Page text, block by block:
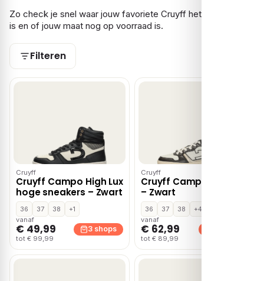
Zo check je snel waar jouw favoriete Cruyff het voordeligst
is en of jouw maat nog op voorraad is.
Filteren
Cruyff
Cruyff Campo High Lux
hoge sneakers – Zwart
36 37 38
+1
vanaf
€ 49,99
tot € 99,99
3 shops
Cruyff
Cruyff Campo Low Lux
– Zwart
36 37 38
+4
vanaf
€ 62,99
tot € 89,99